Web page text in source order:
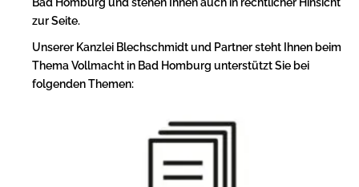
zur Seite.
Unserer Kanzlei Blechschmidt und Partner steht Ihnen beim
Thema Vollmacht in Bad Homburg unterstützt Sie bei
folgenden Themen: